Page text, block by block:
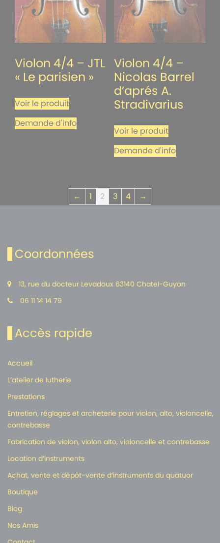
Violon 4/4 – JTL
« Le parisien »
Voir le produit
Demande d'info
Violon 4/4 –
Nicolas Barrel
d’aprés A.
Stradivarius
Voir le produit
Demande d'info
← 1 2 3 4 →
Coordonnées
13, rue du docteur Levadoux 63140 Chatel-Guyon
06 11 14 14 79
Accès rapide
Accueil
L’atelier de lutherie
Prestations
Entretien, réglages et archeterie pour violon, alto, violoncelle,
contrebasse
Fabrication de violon, violon alto, violoncelle et contrebasse
Location d’instruments
Achat, vente et dépôt-vente d’instruments du quatuor
Boutique
Blog
Nos Amis